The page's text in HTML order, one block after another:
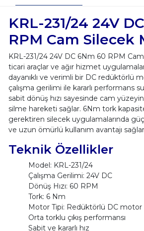
KRL-231/24 24V
RPM Cam Silecek
KRL-231/24 24V DC 6Nm 60 RPM
ticari araçlar ve ağır hizmet
dayanıklı ve verimli bir DC redüktörlü
çalışma gerilimi ile kararlı performans
sabit dönüş hızı sayesinde cam
silme hareketi sağlar. 6Nm tork
gerektiren silecek uygulamalarında
ve uzun ömürlü kullanım avantajı
Teknik Özellikler
Model: KRL-231/24
Çalışma Gerilimi: 24V DC
Dönüş Hızı: 60 RPM
Tork: 6 Nm
Motor Tipi: Redüktörlü DC motor
Orta torklu çıkış performansı
Sabit ve kararlı hız